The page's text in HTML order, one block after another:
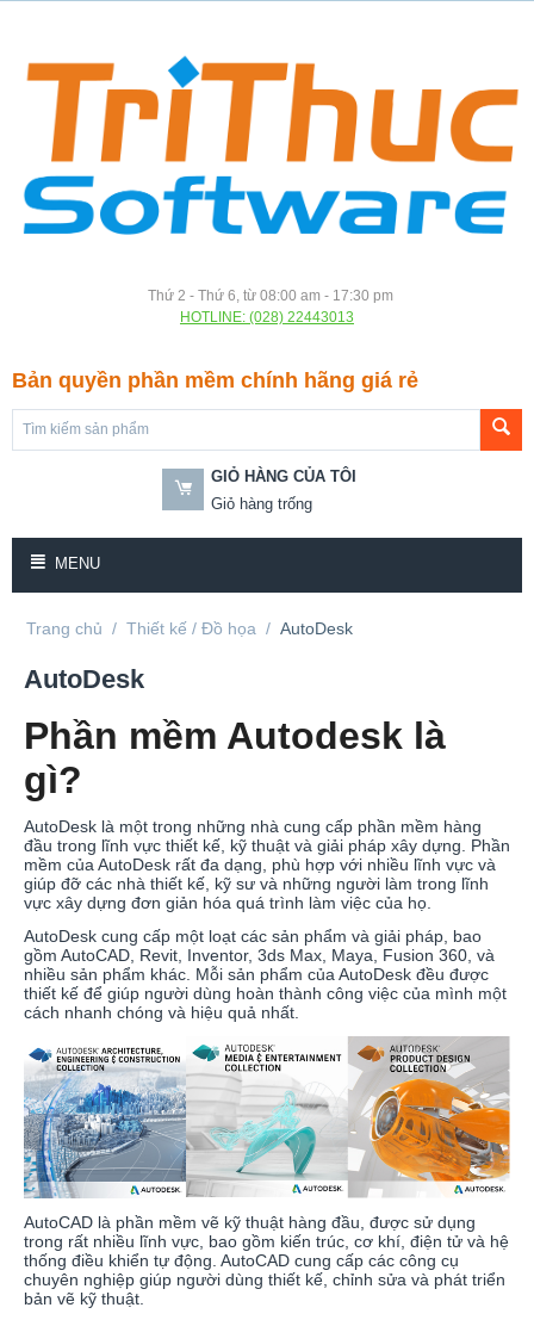
Thứ 2 - Thứ 6, từ 08:00 am - 17:30 pm
HOTLINE: (028) 22443013
Bản quyền phần mềm chính hãng giá rẻ
GIỎ HÀNG CỦA TÔI
Giỏ hàng trống
MENU
Trang chủ / Thiết kế / Đồ họa / AutoDesk
AutoDesk
Phần mềm Autodesk là
gì?
AutoDesk là một trong những nhà cung cấp phần mềm hàng
đầu trong lĩnh vực thiết kế, kỹ thuật và giải pháp xây dựng. Phần
mềm của AutoDesk rất đa dạng, phù hợp với nhiều lĩnh vực và
giúp đỡ các nhà thiết kế, kỹ sư và những người làm trong lĩnh
vực xây dựng đơn giản hóa quá trình làm việc của họ.
AutoDesk cung cấp một loạt các sản phẩm và giải pháp, bao
gồm AutoCAD, Revit, Inventor, 3ds Max, Maya, Fusion 360, và
nhiều sản phẩm khác. Mỗi sản phẩm của AutoDesk đều được
thiết kế để giúp người dùng hoàn thành công việc của mình một
cách nhanh chóng và hiệu quả nhất.
AutoCAD là phần mềm vẽ kỹ thuật hàng đầu, được sử dụng
trong rất nhiều lĩnh vực, bao gồm kiến trúc, cơ khí, điện tử và hệ
thống điều khiển tự động. AutoCAD cung cấp các công cụ
chuyên nghiệp giúp người dùng thiết kế, chỉnh sửa và phát triển
bản vẽ kỹ thuật.